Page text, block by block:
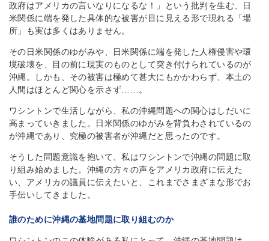
政府はアメリカの言いなりになるな！」という批判を生む、日
米関係に端を発した具体的な被害が目に見える形で現れる「場
所」も実は多くはありません。
その日米関係のゆがみや、日米関係に端を発した人権侵害や環
境破壊を、目の前に現実のものとして突き付けられているのが
沖縄。しかも、その被害は極めて甚大にもかかわらず、本土の
人間はほとんど関心を示さず……。
ワシントンで生活しながら、私の沖縄問題への関心はしだいに
高まっていきました。日米関係のゆがみを背負わされているの
が沖縄であり、究極の被害者が沖縄だと思ったのです。
そうした問題意識を抱いて、私はワシントンで沖縄の問題に取
り組み始めました。沖縄の方々の声をアメリカ政府に伝えた
い、アメリカの議員に伝えたいと、これまでさまざまな形でお
手伝いしてきました。
誰のために沖縄の基地問題に取り組むのか